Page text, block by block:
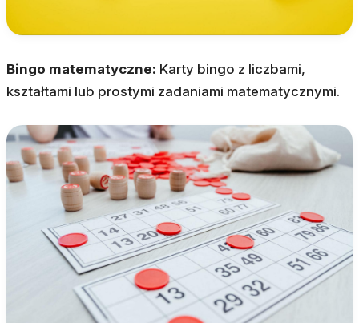
Bingo matematyczne: Karty bingo z liczbami,
kształtami lub prostymi zadaniami matematycznymi.